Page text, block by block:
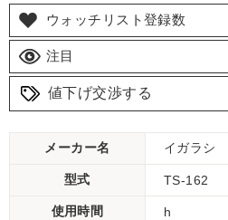
ウォッチリスト登録数
注目
値下げ交渉する
メーカー名 イガラシ
型式 TS-162
使用時間 h